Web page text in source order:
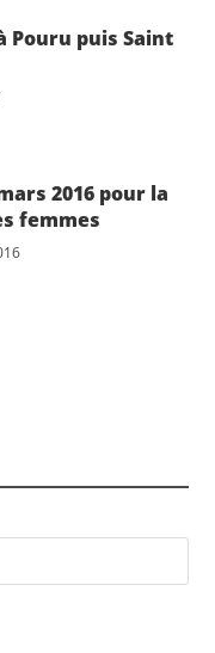
Pouru puis Saint
2016 pour la
femmes